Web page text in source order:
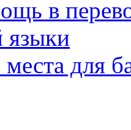
в
языки
для